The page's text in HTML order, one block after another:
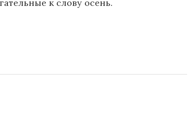
к слову осень.